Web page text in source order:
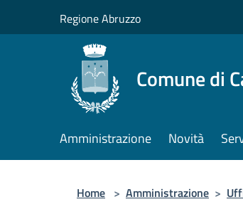
Regione Abruzzo
Comune di
Amministrazione Novità
Home > Amministrazione >